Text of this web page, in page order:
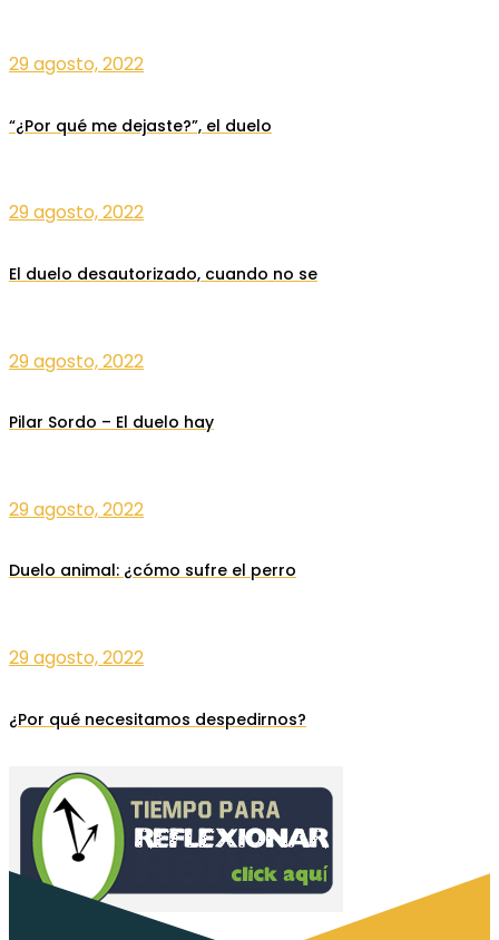
29 agosto, 2022
“¿Por qué me dejaste?”, el duelo
29 agosto, 2022
El duelo desautorizado, cuando no se
29 agosto, 2022
Pilar Sordo – El duelo hay
29 agosto, 2022
Duelo animal: ¿cómo sufre el perro
29 agosto, 2022
¿Por qué necesitamos despedirnos?